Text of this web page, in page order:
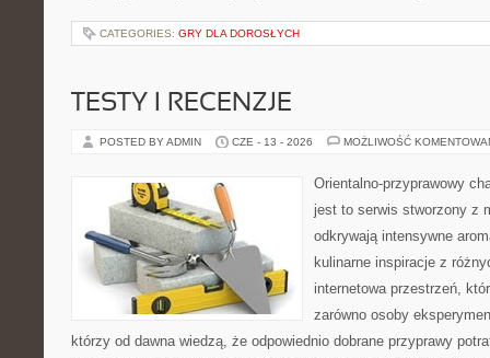
CATEGORIES: GRY DLA DOROSŁYCH
TESTY I RECENZJE
POSTED BY ADMIN CZE - 13 - 2026 MOŻLIWOŚĆ
Orientalno-przyprawowy
jest to serwis stworzony z
odkrywają intensywne
kulinarne inspiracje z
internetowa przestrzeń,
zarówno osoby
którzy od dawna wiedzą, że odpowiednio dobrane przyprawy